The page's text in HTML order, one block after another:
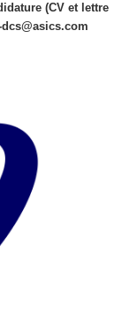
(CV et lettre